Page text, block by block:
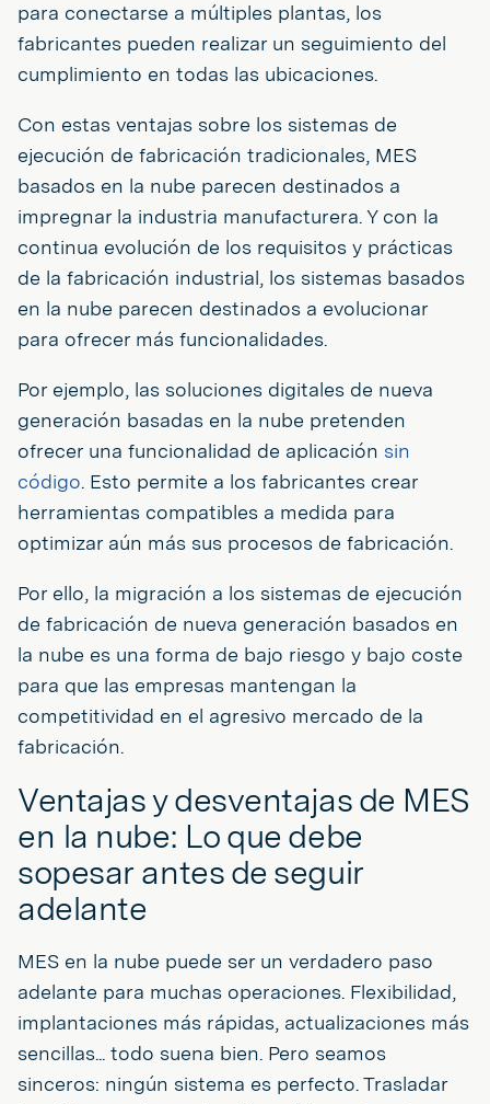
para conectarse a múltiples plantas, los
fabricantes pueden realizar un seguimiento del
cumplimiento en todas las ubicaciones.
Con estas ventajas sobre los sistemas de
ejecución de fabricación tradicionales, MES
basados en la nube parecen destinados a
impregnar la industria manufacturera. Y con la
continua evolución de los requisitos y prácticas
de la fabricación industrial, los sistemas basados
en la nube parecen destinados a evolucionar
para ofrecer más funcionalidades.
Por ejemplo, las soluciones digitales de nueva
generación basadas en la nube pretenden
ofrecer una funcionalidad de aplicación sin
código. Esto permite a los fabricantes crear
herramientas compatibles a medida para
optimizar aún más sus procesos de fabricación.
Por ello, la migración a los sistemas de ejecución
de fabricación de nueva generación basados en
la nube es una forma de bajo riesgo y bajo coste
para que las empresas mantengan la
competitividad en el agresivo mercado de la
fabricación.
Ventajas y desventajas de MES
en la nube: Lo que debe
sopesar antes de seguir
adelante
MES en la nube puede ser un verdadero paso
adelante para muchas operaciones. Flexibilidad,
implantaciones más rápidas, actualizaciones más
sencillas... todo suena bien. Pero seamos
sinceros: ningún sistema es perfecto. Trasladar